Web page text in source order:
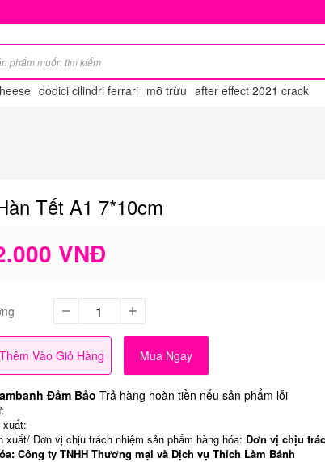
dodici cilindri ferrari mỡ trừu after effect 2021 crack
Tết A1 7*10cm
VNĐ
Thêm Vào Giỏ Hàng Mua Ngay
Đảm Bảo Trả hàng hoàn tiền nếu sản phẩm lỗi
xuất:
xuất/ Đơn vị chịu trách nhiệm sản phẩm hàng hóa: Đơn vị chịu
Công ty TNHH Thương mại và Dịch vụ Thích Làm Bánh